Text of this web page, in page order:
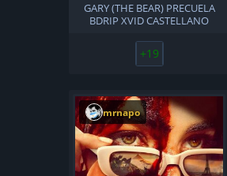
GARY (THE BEAR) PRECUELA
BDRIP XVID CASTELLANO
+19
mrnapo